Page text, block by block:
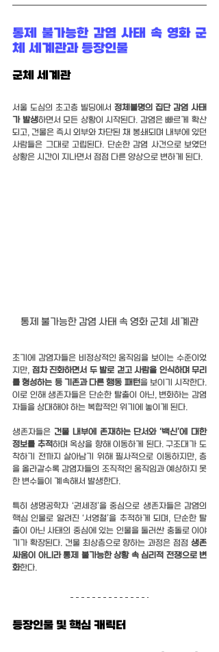
통제 불가능한 감염 사태 속 영화 군
체 세계관과 등장인물
군체 세계관
서울 도심의 초고층 빌딩에서 정체불명의 집단 감염 사태
가 발생하면서 모든 상황이 시작된다. 감염은 빠르게 확산
되고, 건물은 즉시 외부와 차단된 채 봉쇄되며 내부에 있던
사람들은 그대로 고립된다. 단순한 감염 사건으로 보였던
상황은 시간이 지나면서 점점 다른 양상으로 변하게 된다.
통제 불가능한 감염 사태 속 영화 군체 세계관
초기에 감염자들은 비정상적인 움직임을 보이는 수준이었
지만, 점차 진화하면서 두 발로 걷고 사람을 인식하며 무리
를 형성하는 등 기존과 다른 행동 패턴을 보이기 시작한다.
이로 인해 생존자들은 단순한 탈출이 아닌, 변화하는 감염
자들을 상대해야 하는 복합적인 위기에 놓이게 된다.
생존자들은 건물 내부에 존재하는 단서와 ‘백신’에 대한
정보를 추적하며 옥상을 향해 이동하게 된다. 구조대가 도
착하기 전까지 살아남기 위해 필사적으로 이동하지만, 층
을 올라갈수록 감염자들의 조직적인 움직임과 예상하지 못
한 변수들이 계속해서 발생한다.
특히 생명공학자 ‘권세정’을 중심으로 생존자들은 감염의
핵심 인물로 알려진 ‘서영철’을 추적하게 되며, 단순한 탈
출이 아닌 사태의 중심에 있는 인물을 둘러싼 충돌로 이야
기가 확장된다. 건물 최상층으로 향하는 과정은 점점 생존
싸움이 아니라 통제 불가능한 상황 속 심리적 전쟁으로 변
화한다.
등장인물 및 핵심 캐릭터